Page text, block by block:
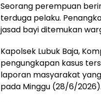
Seorang perempuan
terduga pelaku.
jasad bayi ditemukan
Kapolsek Lubuk Baja,
pengungkapan kasus
laporan masyarakat
pada Minggu (28/6/2026).